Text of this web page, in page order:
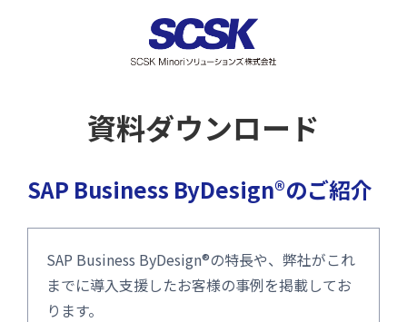
資料ダウンロード
SAP Business ByDesign®のご紹介
SAP Business ByDesign®の特長や、弊社がこれ
までに導入支援したお客様の事例を掲載してお
ります。